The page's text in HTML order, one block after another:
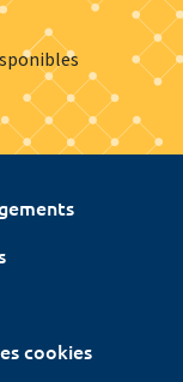
cookies